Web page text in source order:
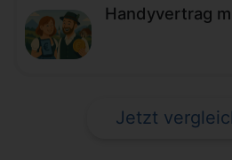
Handyvertrag
Jetzt